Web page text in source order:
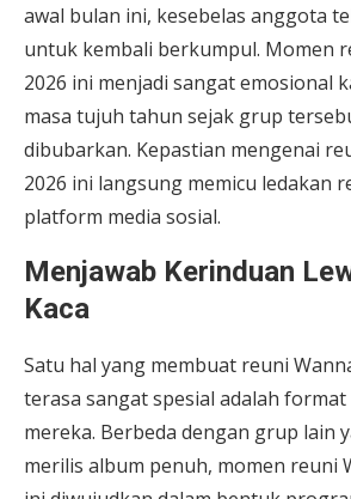
awal bulan ini, kesebelas anggota
untuk kembali berkumpul. Momen
2026 ini menjadi sangat emosional
masa tujuh tahun sejak grup
dibubarkan. Kepastian mengenai
2026 ini langsung memicu ledakan
platform media sosial.
Menjawab Kerinduan
Kaca
Satu hal yang membuat reuni
terasa sangat spesial adalah
mereka. Berbeda dengan grup lain
merilis album penuh, momen reuni